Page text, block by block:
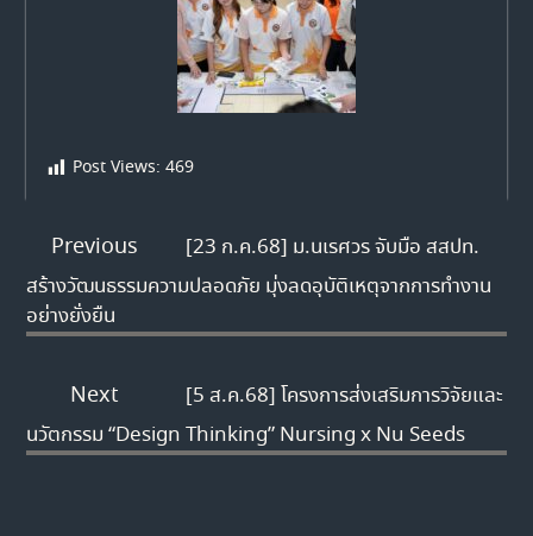
Post Views: 469
Previous
[23 ก.ค.68] ม.นเรศวร จับมือ สสปท.
สร้างวัฒนธรรมความปลอดภัย มุ่งลดอุบัติเหตุจากการทำงาน
อย่างยั่งยืน
Next
[5 ส.ค.68] โครงการส่งเสริมการวิจัยและ
นวัตกรรม “Design Thinking” Nursing x Nu Seeds